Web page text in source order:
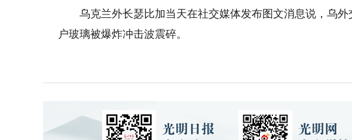
乌克兰外长瑟比加当天在社交媒体发布图文消息说，乌外
户玻璃被爆炸冲击波震碎。